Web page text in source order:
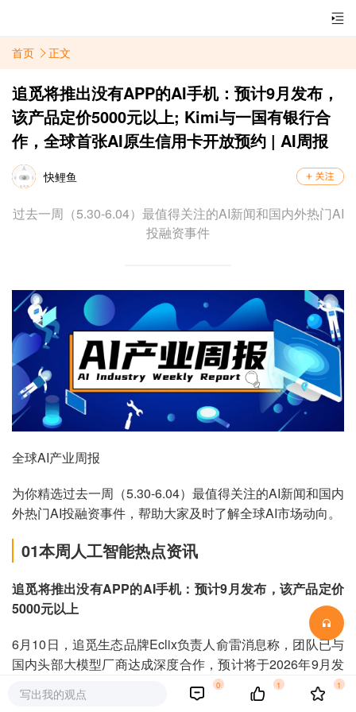
首页 正文
追觅将推出没有APP的AI手机：预计9月发布，
该产品定价5000元以上; Kimi与一国有银行合
作，全球首张AI原生信用卡开放预约 | AI周报
快鲤鱼
过去一周（5.30-6.04）最值得关注的AI新闻和国内外热门AI
投融资事件
全球AI产业周报
为你精选过去一周（5.30-6.04）最值得关注的AI新闻和国内
外热门AI投融资事件，帮助大家及时了解全球AI市场动向。
01本周人工智能热点资讯
追觅将推出没有APP的AI手机：预计9月发布，该产品定价
5000元以上
6月10日，追觅生态品牌Eclix负责人俞雷消息称，团队已与
国内头部大模型厂商达成深度合作，预计将于2026年9月发
布第一代AI手机，双十一前上市。该产品主打高端，定价
5000元以上，目前核心团队研发已接近完成，即将进入整
写出我的观点
0 1 1